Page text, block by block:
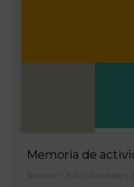
Memoria de
Noticias Por CulturaLab